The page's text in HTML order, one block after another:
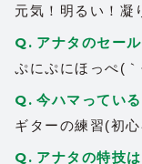
2024/09/24|
知り合って
住んでいる
にもずっと
しく元日の
たり私の友
元気！明るい！凝
アナタのセー
ぷにぷにほっぺ(｀
今ハマってい
ギターの練習(初
アナタの特技は